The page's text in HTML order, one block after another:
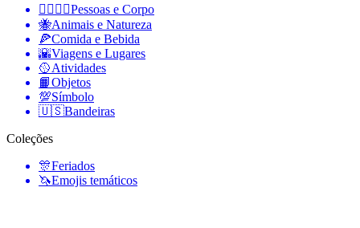
👩‍❤️‍💋‍👨Pessoas e Corpo
🐝Animais e Natureza
🍕Comida e Bebida
🌇Viagens e Lugares
🥎Atividades
📙Objetos
💯Símbolo
🇺🇸Bandeiras
Coleções
🎊Feriados
🦄Emojis temáticos